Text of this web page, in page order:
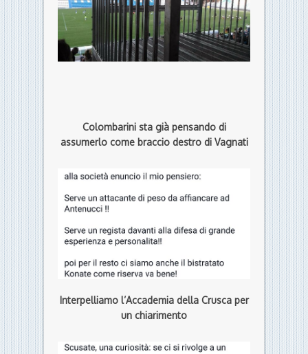
Colombarini sta già pensando di
assumerlo come braccio destro di Vagnati
Interpelliamo l’Accademia della Crusca per
un chiarimento